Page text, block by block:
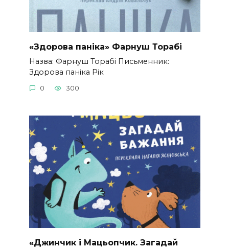
«Здорова паніка» Фарнуш Торабі
Назва: Фарнуш Торабі Письменник:
Здорова паніка Рік
0 300
«Джинчик і Мацьопчик. Загадай